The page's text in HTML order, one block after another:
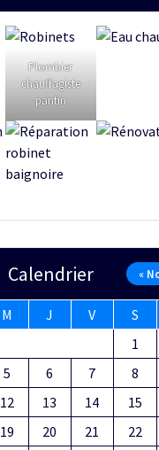
Plombier
chauffagiste
pantin
Calendrier
M J V S
1
5 6 7 8
12 13 14 15
19 20 21 22
«